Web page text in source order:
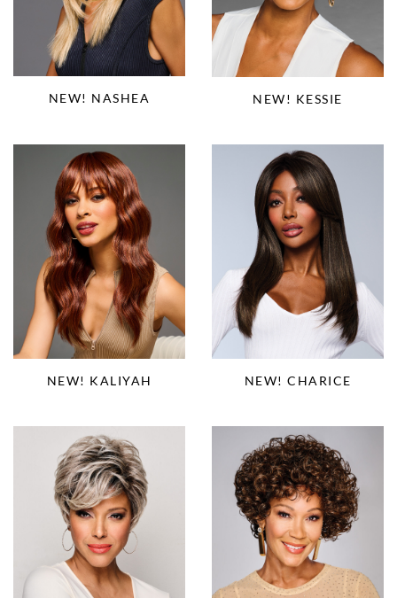
NEW! NASHEA NEW! KESSIE
NEW! KALIYAH NEW! CHARICE